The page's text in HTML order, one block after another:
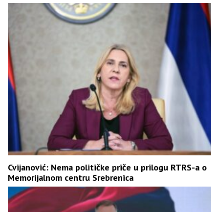
Cvijanović: Nema političke priče u prilogu RTRS-a o
Memorijalnom centru Srebrenica